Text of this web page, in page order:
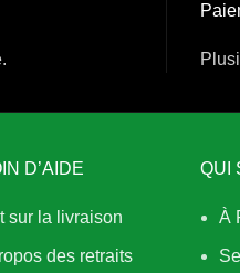
D’AIDE
sur la livraison
des retraits
QUI
À